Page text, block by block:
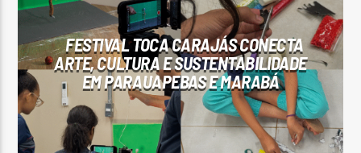
Arara Azul FM
FESTIVAL TOCA CARAJÁS CONECTA
ARTE, CULTURA E SUSTENTABILIDADE
EM PARAUAPEBAS E MARABÁ